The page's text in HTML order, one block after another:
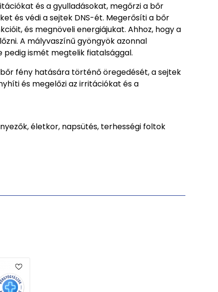
és a gyulladásokat, megőrzi a bőr
és védi a sejtek DNS-ét. Megerősíti a bőr
és megnöveli energiájukat. Ahhoz, hogy a
A mályvaszínű gyöngyök azonnal
ismét megtelik fiatalsággal.
fény hatására történő öregedését, a sejtek
és megelőzi az irritációkat és a
életkor, napsütés, terhességi foltok